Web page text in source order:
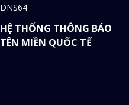
DNS64
HỆ THỐNG THÔNG BÁO
TÊN MIỀN QUỐC TẾ